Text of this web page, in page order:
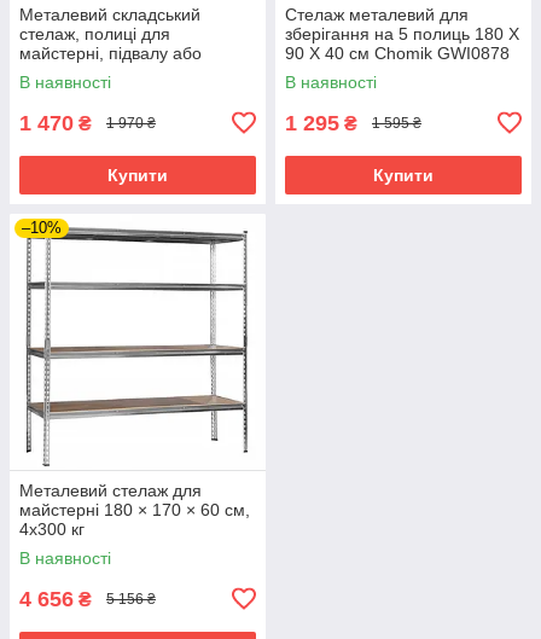
Металевий складський
стелаж, полиці для
майстерні, підвалу або
гаража 180x90x40, 5 полиць,
до 875 кг навантаження
В наявності
1 470 ₴ 1 970 ₴
Купити
Стелаж металевий для
зберігання на 5 полиць 180 X
90 X 40 см Chomik GWI0878
В наявності
1 295 ₴ 1 595 ₴
Купити
–10%
Металевий стелаж для
майстерні 180 × 170 × 60 см,
4х300 кг
В наявності
4 656 ₴ 5 156 ₴